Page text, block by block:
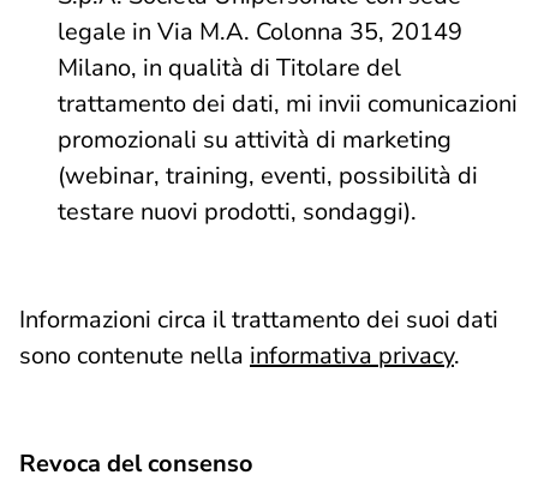
legale in Via M.A. Colonna 35, 20149
Milano, in qualità di Titolare del
trattamento dei dati, mi invii comunicazioni
promozionali su attività di marketing
(webinar, training, eventi, possibilità di
testare nuovi prodotti, sondaggi).
Informazioni circa il trattamento dei suoi dati
sono contenute nella informativa privacy.
Revoca del consenso